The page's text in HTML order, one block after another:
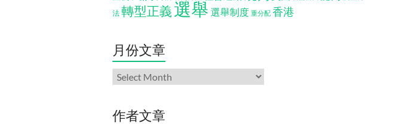
法 轉型正義 選舉 選舉制度 重分配 香港
月份文章
月
份
章
作者文章